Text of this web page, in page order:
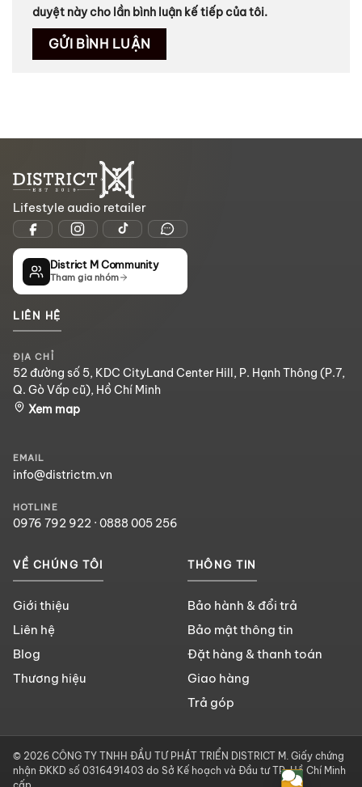
duyệt này cho lần bình luận kế tiếp của tôi.
Lifestyle audio retailer
District M Community
Tham gia nhóm
LIÊN HỆ
ĐỊA CHỈ
52 đường số 5, KDC CityLand Center Hill, P. Hạnh Thông (P.7,
Q. Gò Vấp cũ), Hồ Chí Minh
Xem map
EMAIL
info@districtm.vn
HOTLINE
0976 792 922 · 0888 005 256
VỀ CHÚNG TÔI
Giới thiệu
Liên hệ
Blog
Thương hiệu
THÔNG TIN
Bảo hành & đổi trả
Bảo mật thông tin
Đặt hàng & thanh toán
Giao hàng
Trả góp
© 2026 CÔNG TY TNHH ĐẦU TƯ PHÁT TRIỂN DISTRICT M. Giấy chứng
nhận ĐKKD số 0316491403 do Sở Kế hoạch và Đầu tư TP. Hồ Chí Minh